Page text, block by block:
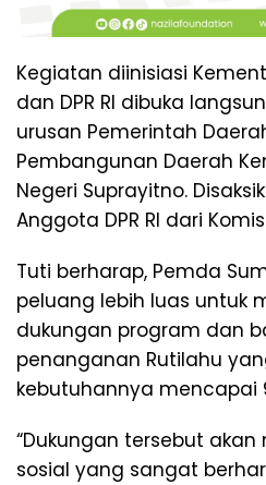
Kegiatan diinisiasi
dan DPR RI dibuka
urusan Pemerintah
Pembangunan Daerah
Negeri Suprayitno.
Anggota DPR RI dari
Tuti berharap, Pemda
peluang lebih luas untuk
dukungan program dan
penanganan Rutilahu
kebutuhannya mencapai
“Dukungan tersebut
sosial yang sangat